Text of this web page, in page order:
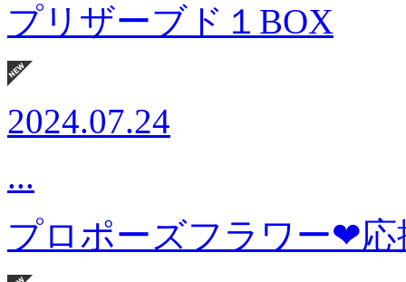
プリザーブド１BOX
2024.07.24
...
プロポーズフラワー❤応